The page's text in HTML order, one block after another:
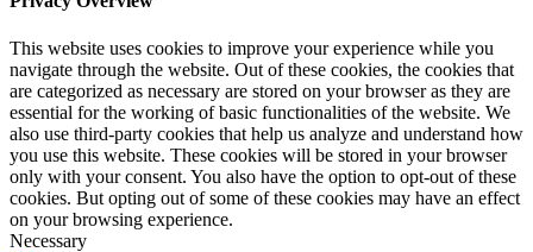
This website uses cookies to improve your experience while you
navigate through the website. Out of these cookies, the cookies that
are categorized as necessary are stored on your browser as they are
essential for the working of basic functionalities of the website. We
also use third-party cookies that help us analyze and understand how
you use this website. These cookies will be stored in your browser
only with your consent. You also have the option to opt-out of these
cookies. But opting out of some of these cookies may have an effect
on your browsing experience.
Necessary